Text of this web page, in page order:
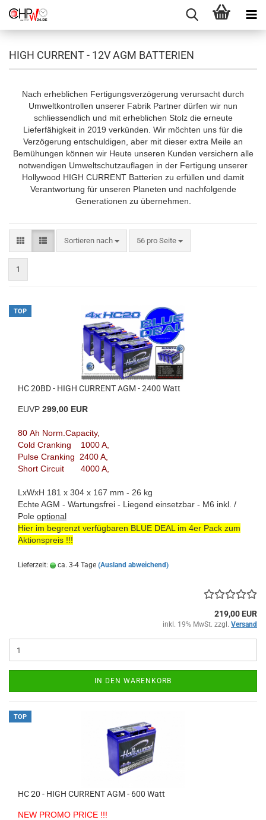
HIGH CURRENT - 12V AGM BATTERIEN
Nach erheblichen Fertigungsverzögerung verursacht durch
Umweltkontrollen unserer Fabrik Partner dürfen wir nun
schliessendlich und mit erheblichen Stolz die erneute
Lieferfähigkeit in 2019 verkünden. Wir möchten uns für die
Verzögerung entschuldigen, aber mit dieser extra Meile an
Bemühungen können wir Heute unseren Kunden versichern alle
notwendigen Umweltschutzauflagen in der Fertigung unserer
Hollywood HIGH CURRENT Batterien zu erfüllen und damit
Verantwortung für unseren Planeten und nachfolgende
Generationen zu übernehmen.
Sortieren nach
Sortieren nach 56 pro Seite
pro Seite
1
TOP
HC 20BD - HIGH CURRENT AGM - 2400 Watt
EUVP 299,00 EUR
80 Ah Norm.Capacity,
Cold Cranking 1000 A,
Pulse Cranking 2400 A,
Short Circuit 4000 A,
LxWxH 181 x 304 x 167 mm - 26 kg
Echte AGM - Wartungsfrei - Liegend einsetzbar - M6 inkl. /
Pole optional
Hier im begrenzt verfügbaren BLUE DEAL im 4er Pack zum
Aktionspreis !!!
Lieferzeit: ca. 3-4 Tage (Ausland abweichend)
219,00 EUR
inkl. 19% MwSt. zzgl. Versand
IN DEN WARENKORB
TOP
HC 20 - HIGH CURRENT AGM - 600 Watt
NEW PROMO PRICE !!!